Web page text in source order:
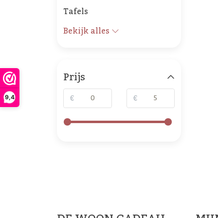
9,4
Tafels
Bekijk alles
Prijs
€ €